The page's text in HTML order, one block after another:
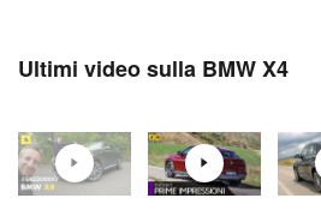
Ultimi video sulla BMW X4